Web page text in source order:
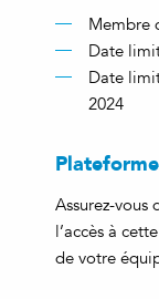
Membre
Date
Date
2024
Assurez-vous
l’accès à
de votre